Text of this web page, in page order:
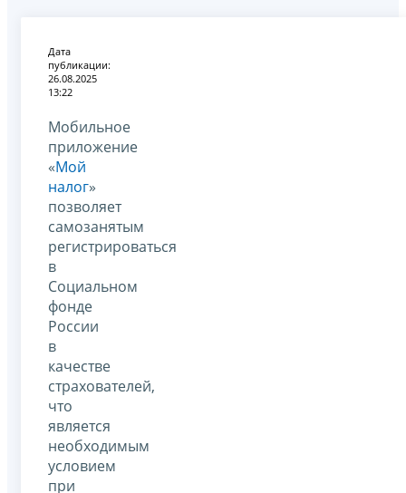
Дата
публикации:
26.08.2025
13:22
Мобильное
приложение
«Мой
налог»
позволяет
самозанятым
регистрироваться
в
Социальном
фонде
России
в
качестве
страхователей,
что
является
необходимым
условием
при